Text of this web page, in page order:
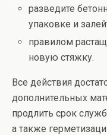
разведите
упаковке и
правилом
новую стяжку.
Все действия
дополнительных
продлить срок
а также